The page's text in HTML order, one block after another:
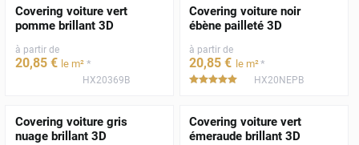
Covering voiture vert
pomme brillant 3D
à partir de
20,85 € le m² *
HX20369B
Covering voiture noir
ébène pailleté 3D
à partir de
20,85 € le m²*
*****HX20NEPB
Covering voiture gris
nuage brillant 3D
Covering voiture vert
émeraude brillant 3D